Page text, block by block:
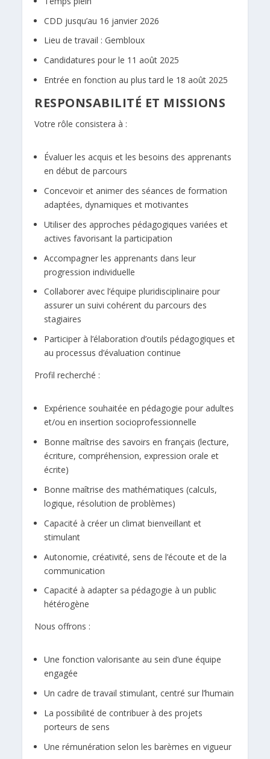
CDD jusqu’au 16 janvier 2026
Lieu de travail : Gembloux
Candidatures pour le 11 août 2025
Entrée en fonction au plus tard le 18 août 2025
RESPONSABILITÉ ET MISSIONS
Votre rôle consistera à :
Évaluer les acquis et les besoins des apprenants
en début de parcours
Concevoir et animer des séances de formation
adaptées, dynamiques et motivantes
Utiliser des approches pédagogiques variées et
actives favorisant la participation
Accompagner les apprenants dans leur
progression individuelle
Collaborer avec l’équipe pluridisciplinaire pour
assurer un suivi cohérent du parcours des
stagiaires
Participer à l’élaboration d’outils pédagogiques et
au processus d’évaluation continue
Profil recherché :
Expérience souhaitée en pédagogie pour adultes
et/ou en insertion socioprofessionnelle
Bonne maîtrise des savoirs en français (lecture,
écriture, compréhension, expression orale et
écrite)
Bonne maîtrise des mathématiques (calculs,
logique, résolution de problèmes)
Capacité à créer un climat bienveillant et
stimulant
Autonomie, créativité, sens de l’écoute et de la
communication
Capacité à adapter sa pédagogie à un public
hétérogène
Nous offrons :
Une fonction valorisante au sein d’une équipe
engagée
Un cadre de travail stimulant, centré sur l’humain
La possibilité de contribuer à des projets
porteurs de sens
Une rémunération selon les barèmes en vigueur